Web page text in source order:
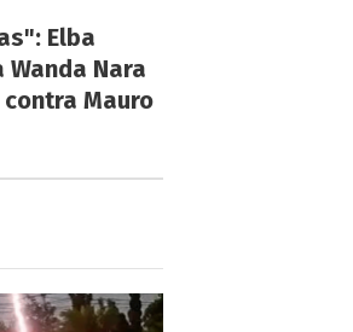
Elba
Wanda Nara
Mauro